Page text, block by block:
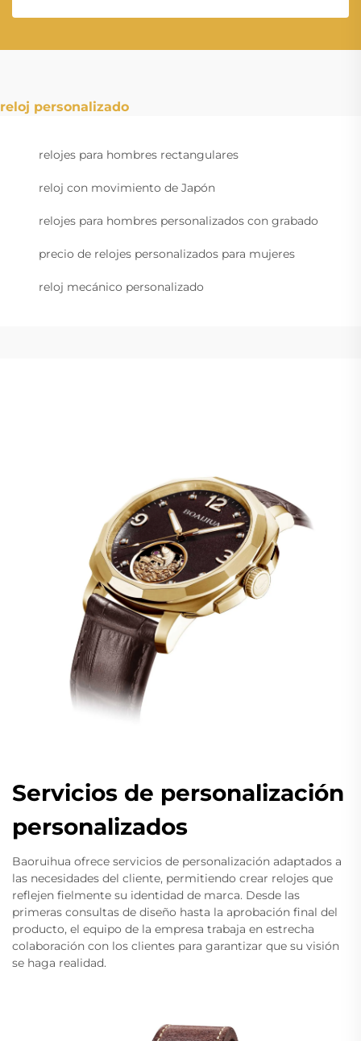
reloj personalizado
relojes para hombres rectangulares
reloj con movimiento de Japón
relojes para hombres personalizados con grabado
precio de relojes personalizados para mujeres
reloj mecánico personalizado
Servicios de personalización
personalizados
Baoruihua ofrece servicios de personalización adaptados a
las necesidades del cliente, permitiendo crear relojes que
reflejen fielmente su identidad de marca. Desde las
primeras consultas de diseño hasta la aprobación final del
producto, el equipo de la empresa trabaja en estrecha
colaboración con los clientes para garantizar que su visión
se haga realidad.